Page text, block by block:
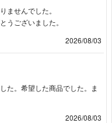
ませんでした。
うございました。
2026/08/03
た。希望した商品でした。ま
2026/08/03